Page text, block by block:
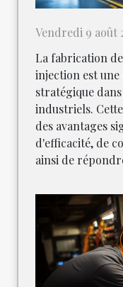
Vendredi 9 août
La fabrication
injection est
stratégique
industriels.
des avantages
d'efficacité, de
ainsi de